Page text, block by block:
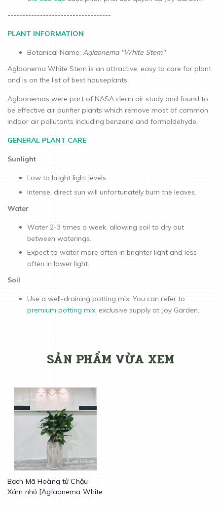
-----------------------------------
PLANT INFORMATION
Botanical Name: Aglaonema "White Stem"
Aglaonema White Stem is an attractive, easy to care for plant
and is on the list of best houseplants.
Aglaonemas were part of NASA clean air study and found to
be effective air purifier plants which remove most of common
indoor air pollutants including benzene and formaldehyde.
GENERAL PLANT CARE
Sunlight
Low to bright light levels.
Intense, direct sun will unfortunately burn the leaves.
Water
Water 2-3 times a week, allowing soil to dry out
between waterings.
Expect to water more often in brighter light and less
often in lower light.
Soil
Use a well-draining potting mix. You can refer to
premium potting mix, exclusive supply at Joy Garden.
SẢN PHẨM VỪA XEM
Bạch Mã Hoàng tử Chậu
Xám nhỏ [Aglaonema White
Stem w Grey Planter]